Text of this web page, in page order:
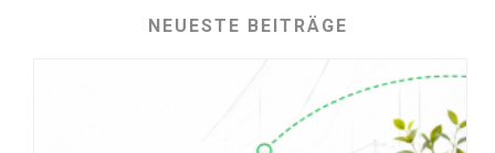
NEUESTE BEITRÄGE